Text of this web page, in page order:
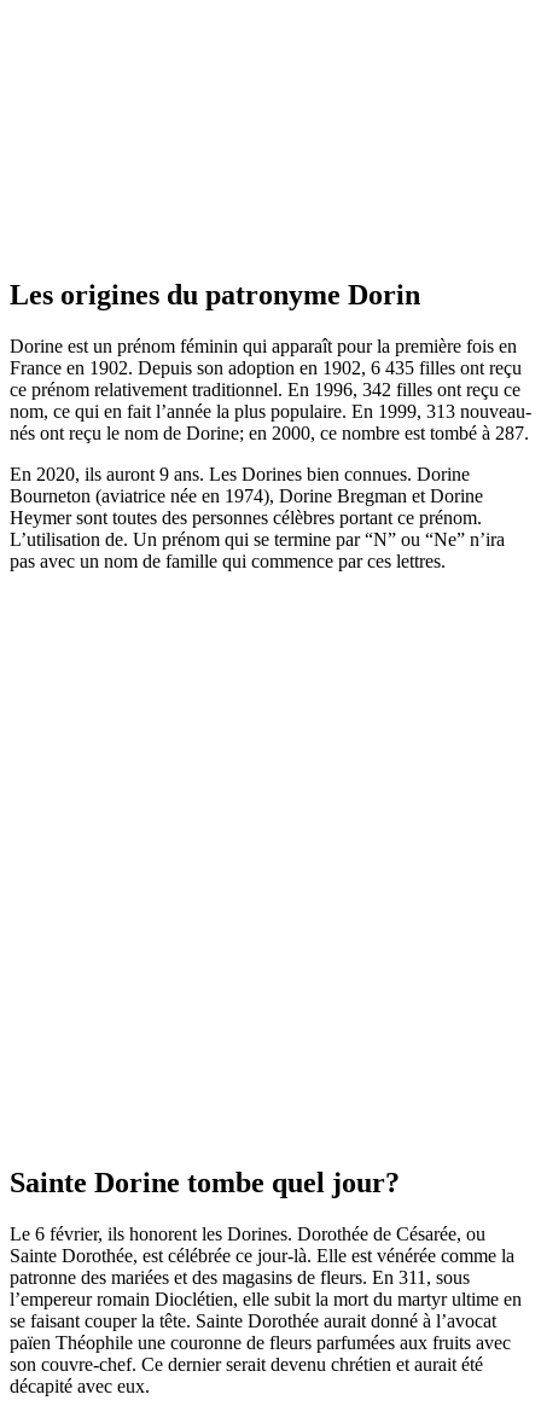
Les origines du patronyme Dorin
Dorine est un prénom féminin qui apparaît pour la première fois en
France en 1902. Depuis son adoption en 1902, 6 435 filles ont reçu
ce prénom relativement traditionnel. En 1996, 342 filles ont reçu ce
nom, ce qui en fait l’année la plus populaire. En 1999, 313 nouveau-
nés ont reçu le nom de Dorine; en 2000, ce nombre est tombé à 287.
En 2020, ils auront 9 ans. Les Dorines bien connues. Dorine
Bourneton (aviatrice née en 1974), Dorine Bregman et Dorine
Heymer sont toutes des personnes célèbres portant ce prénom.
L’utilisation de. Un prénom qui se termine par “N” ou “Ne” n’ira
pas avec un nom de famille qui commence par ces lettres.
Sainte Dorine tombe quel jour?
Le 6 février, ils honorent les Dorines. Dorothée de Césarée, ou
Sainte Dorothée, est célébrée ce jour-là. Elle est vénérée comme la
patronne des mariées et des magasins de fleurs. En 311, sous
l’empereur romain Dioclétien, elle subit la mort du martyr ultime en
se faisant couper la tête. Sainte Dorothée aurait donné à l’avocat
païen Théophile une couronne de fleurs parfumées aux fruits avec
son couvre-chef. Ce dernier serait devenu chrétien et aurait été
décapité avec eux.